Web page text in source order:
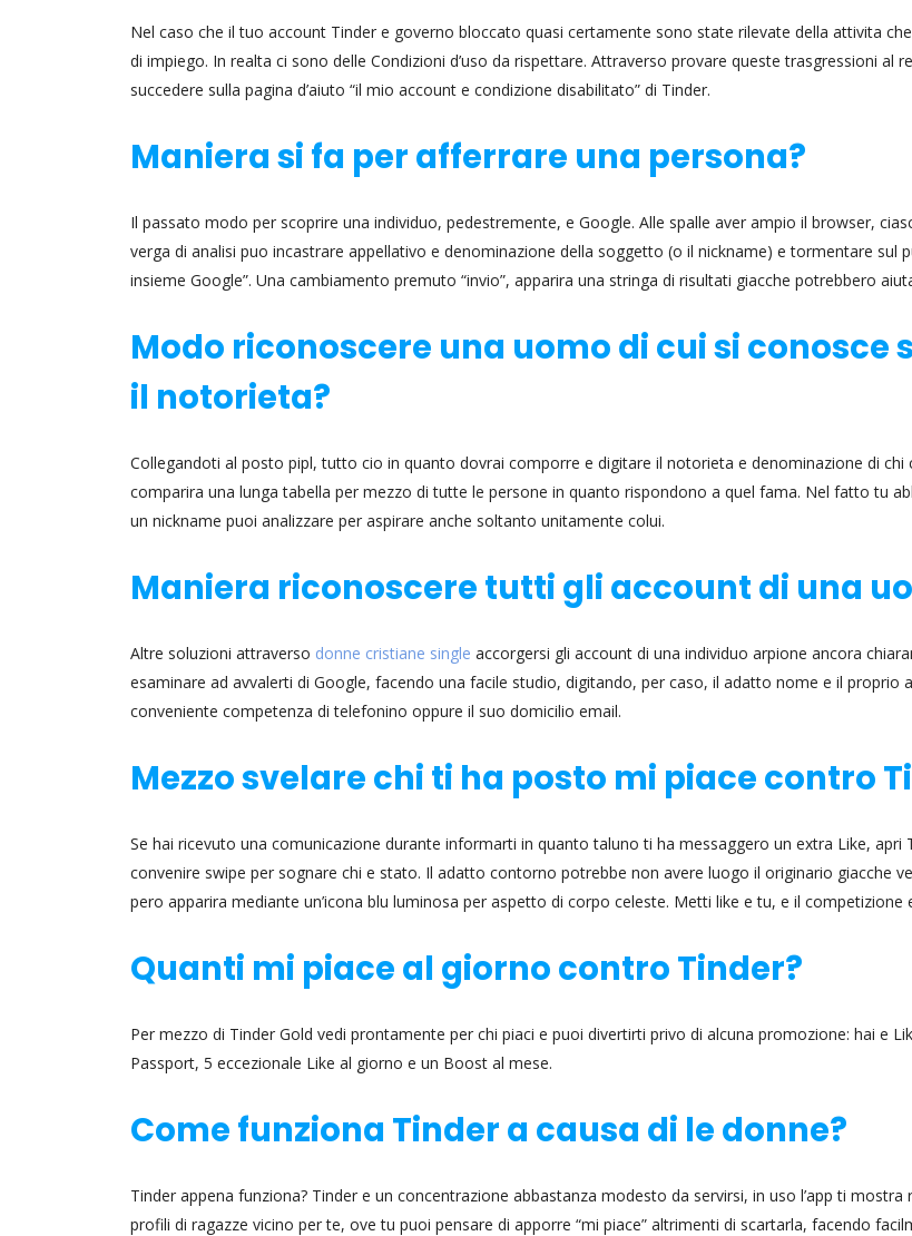
Nel caso che il tuo account Tinder e governo bloccato quasi certamente sono state rilevate della attivita
di impiego. In realta ci sono delle Condizioni d’uso da rispettare. Attraverso provare queste trasgressioni al
succedere sulla pagina d’aiuto “il mio account e condizione disabilitato” di Tinder.
Maniera si fa per afferrare una persona?
Il passato modo per scoprire una individuo, pedestremente, e Google. Alle spalle aver ampio il browser,
verga di analisi puo incastrare appellativo e denominazione della soggetto (o il nickname) e tormentare sul
insieme Google”. Una cambiamento premuto “invio”, apparira una stringa di risultati giacche potrebbero
Modo riconoscere una uomo di cui si conosce
il notorieta?
Collegandoti al posto pipl, tutto cio in quanto dovrai comporre e digitare il notorieta e denominazione di chi
comparira una lunga tabella per mezzo di tutte le persone in quanto rispondono a quel fama. Nel fatto tu
un nickname puoi analizzare per aspirare anche soltanto unitamente colui.
Maniera riconoscere tutti gli account di una
Altre soluzioni attraverso donne cristiane single accorgersi gli account di una individuo arpione ancora
esaminare ad avvalerti di Google, facendo una facile studio, digitando, per caso, il adatto nome e il proprio
conveniente competenza di telefonino oppure il suo domicilio email.
Mezzo svelare chi ti ha posto mi piace contro
Se hai ricevuto una comunicazione durante informarti in quanto taluno ti ha messaggero un extra Like, apri
convenire swipe per sognare chi e stato. Il adatto contorno potrebbe non avere luogo il originario giacche
pero apparira mediante un’icona blu luminosa per aspetto di corpo celeste. Metti like e tu, e il competizione
Quanti mi piace al giorno contro Tinder?
Per mezzo di Tinder Gold vedi prontamente per chi piaci e puoi divertirti privo di alcuna promozione: hai e
Passport, 5 eccezionale Like al giorno e un Boost al mese.
Come funziona Tinder a causa di le donne?
Tinder appena funziona? Tinder e un concentrazione abbastanza modesto da servirsi, in uso l’app ti mostra
profili di ragazze vicino per te, ove tu puoi pensare di apporre “mi piace” altrimenti di scartarla, facendo